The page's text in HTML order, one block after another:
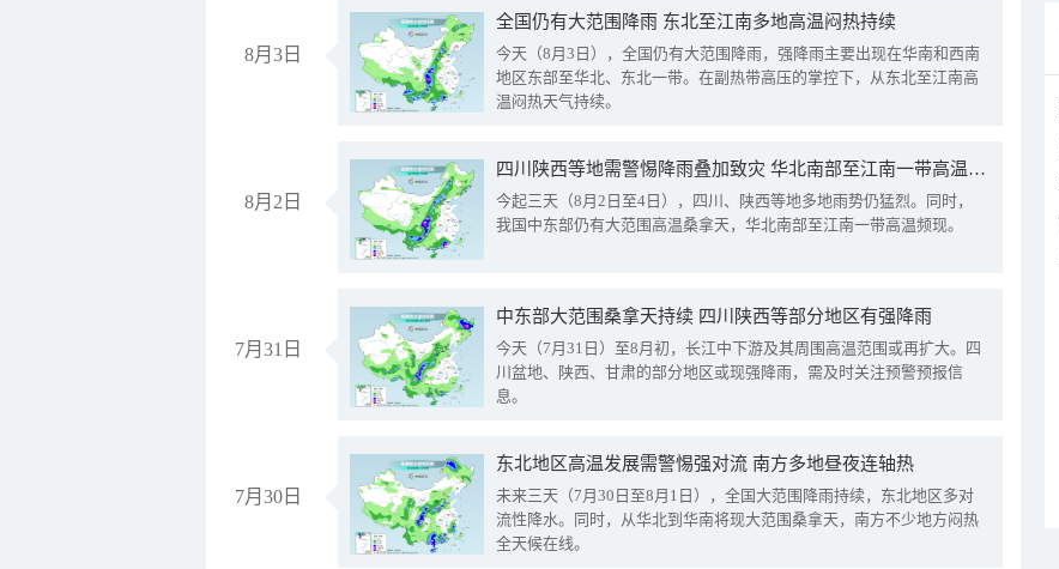
8月3日
全国仍有大范围降雨 东北至江南多地高温闷热持续
今天（8月3日），全国仍有大范围降雨，强降雨主要出现在华南和西南
地区东部至华北、东北一带。在副热带高压的掌控下，从东北至江南高
温闷热天气持续。
8月2日
四川陕西等地需警惕降雨叠加致灾 华北南部至江南一带高温频现
今起三天（8月2日至4日），四川、陕西等地多地雨势仍猛烈。同时，
我国中东部仍有大范围高温桑拿天，华北南部至江南一带高温频现。
7月31日
中东部大范围桑拿天持续 四川陕西等部分地区有强降雨
今天（7月31日）至8月初，长江中下游及其周围高温范围或再扩大。四
川盆地、陕西、甘肃的部分地区或现强降雨，需及时关注预警预报信
息。
7月30日
东北地区高温发展需警惕强对流 南方多地昼夜连轴热
未来三天（7月30日至8月1日），全国大范围降雨持续，东北地区多对
流性降水。同时，从华北到华南将现大范围桑拿天，南方不少地方闷热
全天候在线。